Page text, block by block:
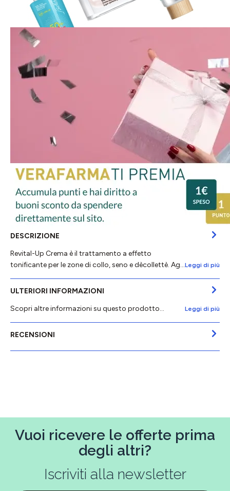
DESCRIZIONE
Revital-Up Crema è il trattamento a effetto
tonificante per le zone di collo, seno e dècollettè. Ag…Leggi di più
ULTERIORI INFORMAZIONI
Scopri altre informazioni su questo prodotto...
Leggi di più
RECENSIONI
Vuoi ricevere le offerte prima
degli altri?
Iscriviti alla newsletter